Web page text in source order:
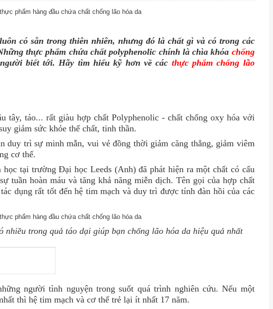
có sẵn trong thiên nhiên, nhưng đó là chất gì và có trong các
thực phẩm chứa chất polyphenolic chính là chìa khóa chống
biết tới. Hãy tìm hiểu kỹ hơn về các thực phẩm chống lão
tây, táo... rất giàu hợp chất Polyphenolic - chất chống oxy hóa với
giảm sức khỏe thể chất, tinh thần.
duy trì sự minh mẫn, vui vẻ đồng thời giảm căng thẳng, giảm viêm
cơ thể.
học tại trường Đại học Leeds (Anh) đã phát hiện ra một chất có cấu
tuần hoàn máu và tăng khả năng miễn dịch. Tên gọi của hợp chất
dụng rất tốt đến hệ tim mạch và duy trì được tính đàn hồi của các
nhiều trong quả táo dại giúp bạn chống lão hóa da hiệu quả nhất
người tình nguyện trong suốt quá trình nghiên cứu. Nếu một
thì hệ tim mạch và cơ thể trẻ lại ít nhất 17 năm.